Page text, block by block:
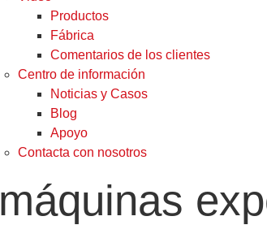
Productos
Fábrica
Comentarios de los clientes
Centro de información
Noticias y Casos
Blog
Apoyo
Contacta con nosotros